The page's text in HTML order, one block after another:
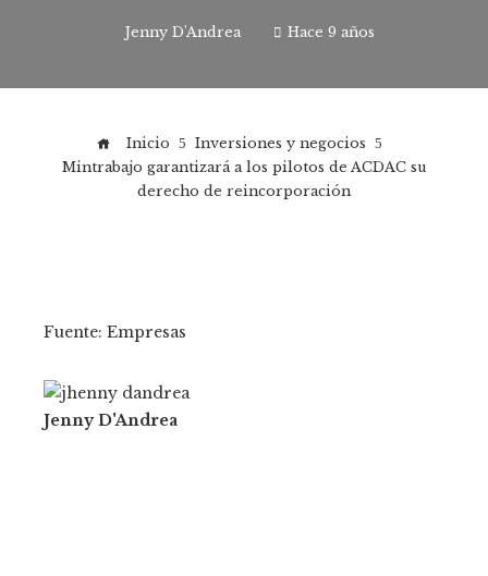
Jenny D'Andrea Hace 9 años
Inicio
Inversiones y negocios
Mintrabajo garantizará a los pilotos de ACDAC su
derecho de reincorporación
Fuente: Empresas
Jenny D'Andrea